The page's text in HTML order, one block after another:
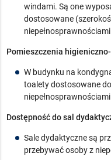
windami. Są one
dostosowane
Pomieszczenia
W budynku na
toalety dostosowane
Dostępność do sal
Sale dydaktyczne są
przebywać osoby z